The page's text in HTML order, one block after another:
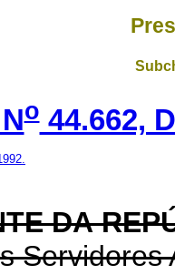
o44.662,
DA